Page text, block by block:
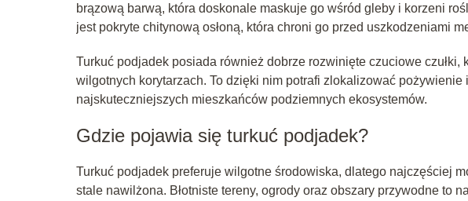
brązową barwą, która doskonale maskuje go wśród gleby i korzeni
jest pokryte chitynową osłoną, która chroni go przed uszkodzeniami
Turkuć podjadek posiada również dobrze rozwinięte czuciowe
wilgotnych korytarzach. To dzięki nim potrafi zlokalizować
najskuteczniejszych mieszkańców podziemnych ekosystemów.
Gdzie pojawia się turkuć podjadek?
Turkuć podjadek preferuje wilgotne środowiska, dlatego najczęściej
stale nawilżona. Błotniste tereny, ogrody oraz obszary przywodne to